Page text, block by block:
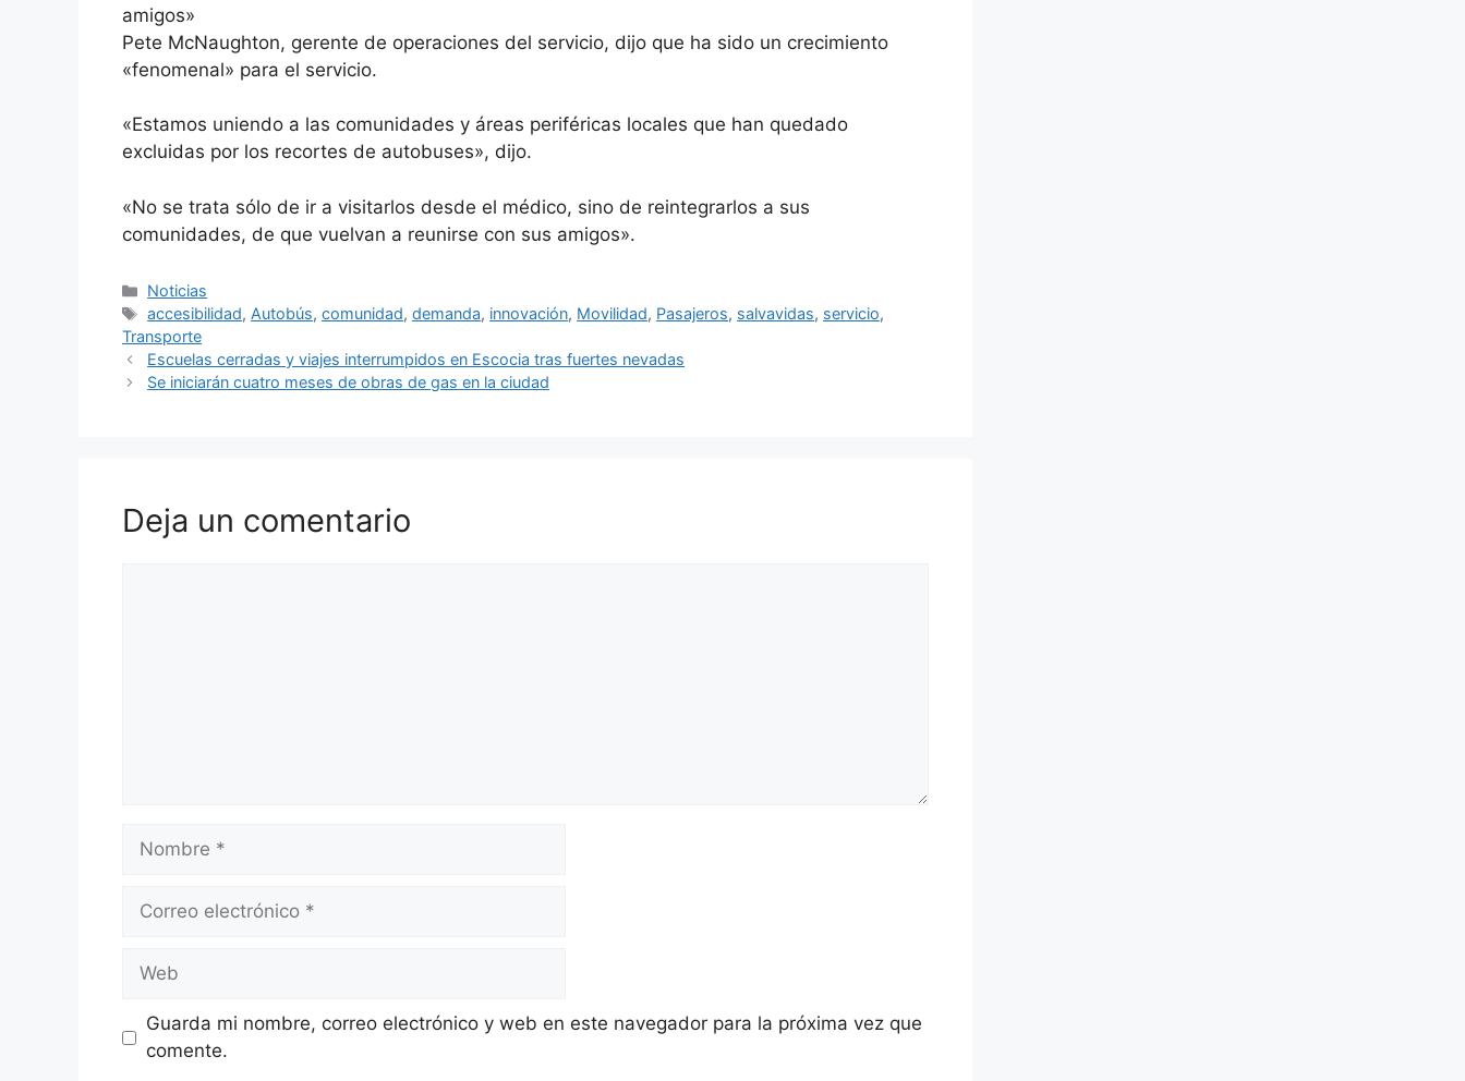
amigos»
Pete McNaughton, gerente de operaciones del servicio, dijo que ha sido un crecimiento
«fenomenal» para el servicio.
«Estamos uniendo a las comunidades y áreas periféricas locales que han quedado
excluidas por los recortes de autobuses», dijo.
«No se trata sólo de ir a visitarlos desde el médico, sino de reintegrarlos a sus
comunidades, de que vuelvan a reunirse con sus amigos».
Categorías
Noticias
Etiquetas
accesibilidad,Autobús,comunidad,demanda, innovación, Movilidad, Pasajeros, salvavidas, servicio,
Transporte
Escuelas cerradas y viajes interrumpidos en Escocia tras fuertes nevadas
Se iniciarán cuatro meses de obras de gas en la ciudad
Deja un comentario
Nombre
Correo
Web
Guarda mi nombre, correo electrónico y web en este navegador para la próxima vez que
comente.